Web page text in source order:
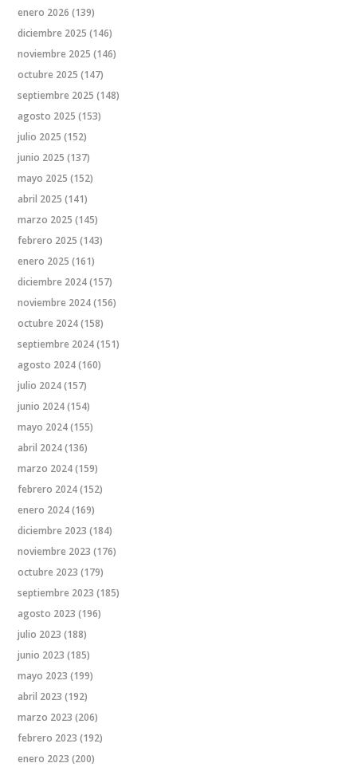
enero 2026 (139)
diciembre 2025 (146)
noviembre 2025 (146)
octubre 2025 (147)
septiembre 2025 (148)
agosto 2025 (153)
julio 2025 (152)
junio 2025 (137)
mayo 2025 (152)
abril 2025 (141)
marzo 2025 (145)
febrero 2025 (143)
enero 2025 (161)
diciembre 2024(157)
noviembre 2024(156)
octubre 2024(158)
septiembre 2024(151)
agosto 2024(160)
julio 2024(157)
junio 2024(154)
mayo 2024(155)
abril 2024(136)
marzo 2024(159)
febrero 2024(152)
enero 2024(169)
diciembre 2023 (184)
noviembre 2023 (176)
octubre 2023 (179)
septiembre 2023 (185)
agosto 2023 (196)
julio 2023 (188)
junio 2023 (185)
mayo 2023 (199)
abril 2023 (192)
marzo 2023 (206)
febrero 2023 (192)
enero 2023 (200)